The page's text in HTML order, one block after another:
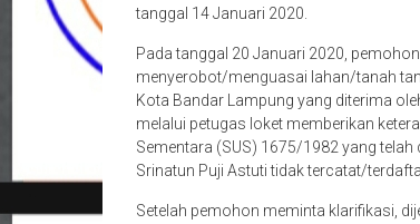
tanggal 14 Januari 2020.
Pada tanggal 20 Januari 2020,
menyerobot/menguasai lahan/tanah
Kota Bandar Lampung yang diterima
melalui petugas loket memberikan
Sementara (SUS) 1675/1982 yang
Srinatun Puji Astuti tidak tercatat/
Setelah pemohon meminta klarifikasi,